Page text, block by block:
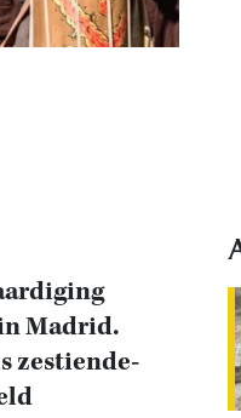
Madrid.
zestiende-